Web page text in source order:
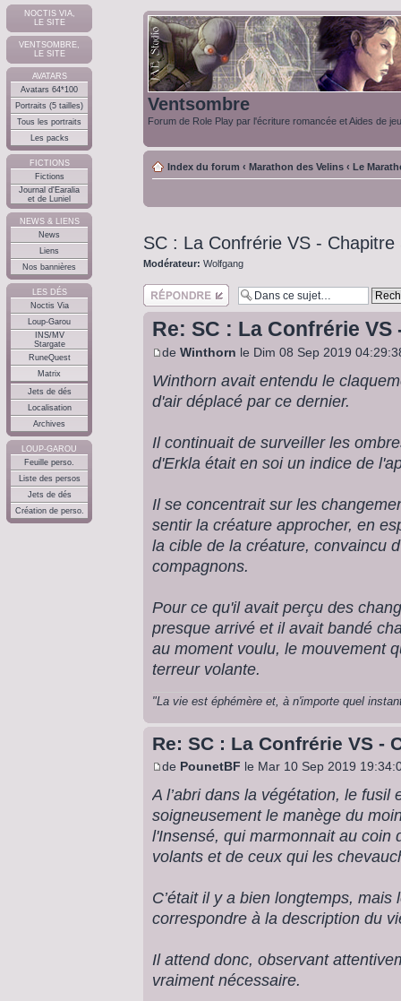
NOCTIS VIA,
LE SITE
VENTSOMBRE,
LE SITE
AVATARS
Avatars 64*100
Portraits (5 tailles)
Tous les portraits
Les packs
FICTIONS
Fictions
Journal d'Earalia
et de Luniel
NEWS & LIENS
News
Liens
Nos bannières
LES DÉS
Noctis Via
Loup-Garou
INS/MV
Stargate
RuneQuest
Matrix
Jets de dés
Localisation
Archives
LOUP-GAROU
Feuille perso.
Liste des persos
Jets de dés
Création de perso.
Ventsombre
Forum de Role Play par l'écriture romancée et Aides de
Index du forum ‹ Marathon des Velins ‹ Le
SC : La Confrérie VS -
Modérateur: Wolfgang
Répondre
Re: SC : La Confrérie
de Winthorn le Dim 08 Sep 2019
Winthorn avait entendu le
d'air déplacé par ce dernier.
Il continuait de surveiller les
d'Erkla était en soi un indice de
Il se concentrait sur les
sentir la créature approcher, en
la cible de la créature, convaincu
compagnons.
Pour ce qu'il avait perçu des
presque arrivé et il avait bandé
au moment voulu, le mouvement
terreur volante.
"La vie est éphémère et, à n'importe quel
Re: SC : La Confrérie VS -
de PounetBF le Mar 10 Sep 2019
A l’abri dans la végétation, le
soigneusement le manège du
l'Insensé, qui marmonnait au coin
volants et de ceux qui les
C’était il y a bien longtemps,
correspondre à la description du
Il attend donc, observant
vraiment nécessaire.